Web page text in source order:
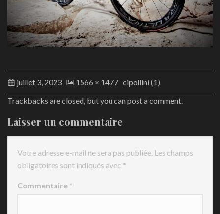
juillet 3, 2023 1566 × 1477 cipollini (1)
Trackbacks are closed, but you can post a comment.
Laisser un commentaire
Votre adresse e-mail ne sera pas publiée. Les champs
obligatoires sont indiqués avec *
Commentaire *